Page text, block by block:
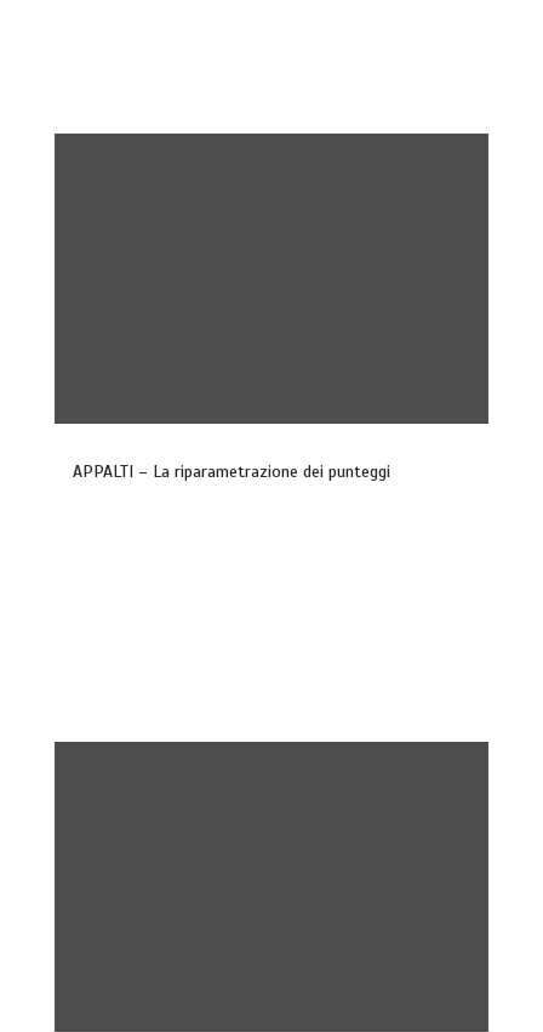
APPALTI – La riparametrazione dei punteggi